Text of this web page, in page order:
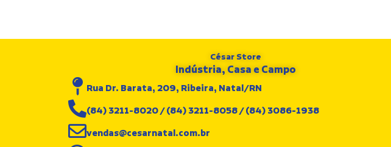
César Store
Indústria, Casa e Campo
Rua Dr. Barata, 209, Ribeira, Natal/RN
(84) 3211-8020 / (84) 3211-8058 / (84) 3086-1938
vendas@cesarnatal.com.br